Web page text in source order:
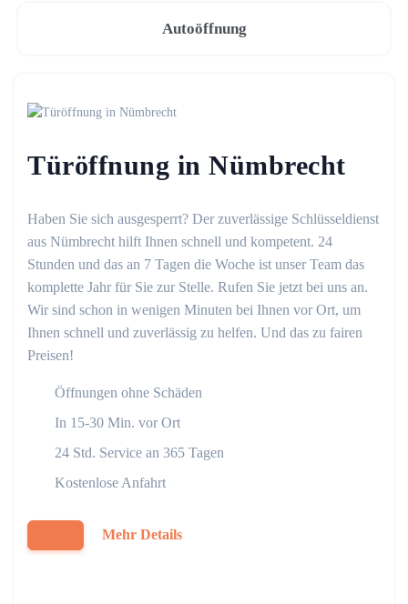
Autoöffnung
Türöffnung in Nümbrecht
Haben Sie sich ausgesperrt? Der zuverlässige Schlüsseldienst
aus Nümbrecht hilft Ihnen schnell und kompetent. 24
Stunden und das an 7 Tagen die Woche ist unser Team das
komplette Jahr für Sie zur Stelle. Rufen Sie jetzt bei uns an.
Wir sind schon in wenigen Minuten bei Ihnen vor Ort, um
Ihnen schnell und zuverlässig zu helfen. Und das zu fairen
Preisen!
Öffnungen ohne Schäden
In 15-30 Min. vor Ort
24 Std. Service an 365 Tagen
Kostenlose Anfahrt
Mehr Details